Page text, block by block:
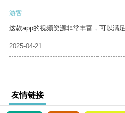
游客
这款app的视频资源非常丰富，可以满
2025-04-21
友情链接